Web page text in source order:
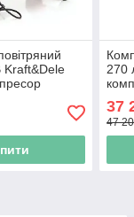
Kraft&Dele
270
37
47